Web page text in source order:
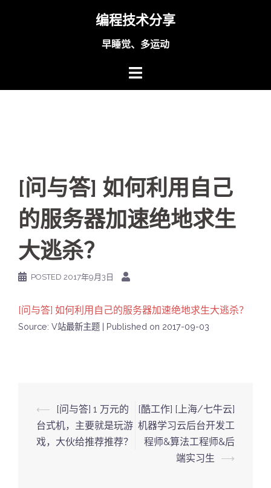
编程技术分享
早睡觉、多运动
[问与答] 如何利用自己
的服务器加速绝地求生
大逃杀？
POSTED 2017年9月3日
[问与答] 如何利用自己的服务器加速绝地求生大逃杀？
Source: V站最新主题 Published on 2017-09-03
Post
navigation
⟵
[问与答] 1 万元的
台式机，主要就是玩游
戏，大伙给推荐推荐？
[酷工作] [上海/七牛云]
机器学习云后台开发工
程师&算法工程师&后
端实习生
⟶